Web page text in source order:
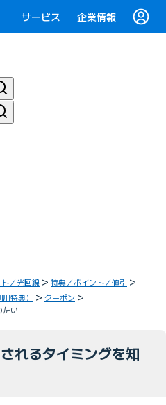
サービス 企業情報
／光回線
特典／ポイント／値引
特典）
クーポン
たい
れるタイミングを知